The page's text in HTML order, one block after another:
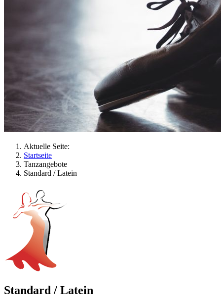
Aktuelle Seite:
Startseite
Tanzangebote
Standard / Latein
Standard / Latein